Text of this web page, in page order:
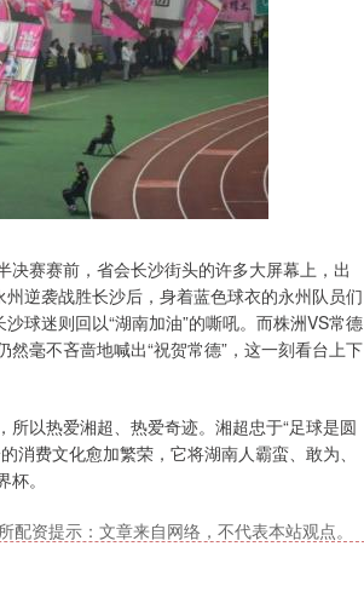
赛赛前，省会长沙街头的许多大屏幕上，出
逆袭战胜长沙后，身着蓝色球衣的永州队员们
球迷则回以“湖南加油”的嘶吼。而株洲VS常德
毫不吝啬地喊出“祝贺常德”，这一刻看台上下
以热爱湘超、热爱奇迹。湘超忠于“足球是圆
费文化愈加繁荣，它将湖南人霸蛮、敢为、
。
配资提示：文章来自网络，不代表本站观点。